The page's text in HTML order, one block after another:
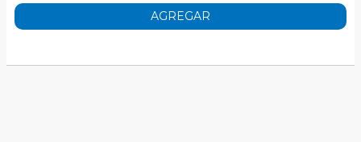
AGREGAR